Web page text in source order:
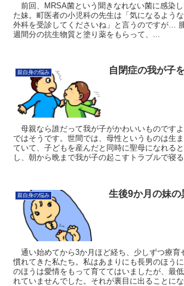
前回、MRSA菌という聞きなれない菌に感染
た妹。町医者の小児科の先生は「気になるよう
外科を受診してくださいね」と言うのですが…
週間分の抗生物質と塗り薬をもらって、...
親自身の悩み 自閉症の我が子
母親なら誰だって我が子がかわいいものです
ではそうです。世間では、母性というものは生
ていて、子どもを産んだと同時に聖母になれる
し、朝から晩まで我が子の起こすトラブルで寝
親自身の悩み 生後9か月の妹の
通い始めてから3か月ほど経ち、少しずつ療育
慣れてきた私たち。私はあまりにも長男のほう
のほうは愛情をもって育ててはいましたが、最
れていませんでした。それが裏目に出ることにな